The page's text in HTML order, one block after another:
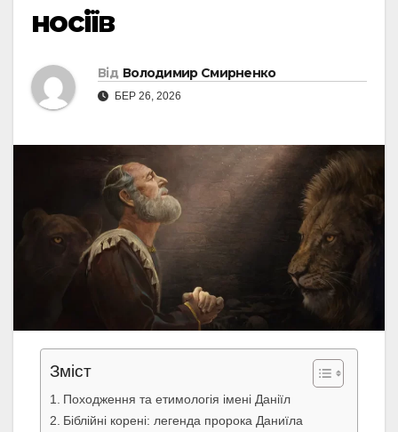
носіїв
Від Володимир Смирненко
БЕР 26, 2026
Зміст
Походження та етимологія імені Даніїл
Біблійні корені: легенда пророка Даниїла